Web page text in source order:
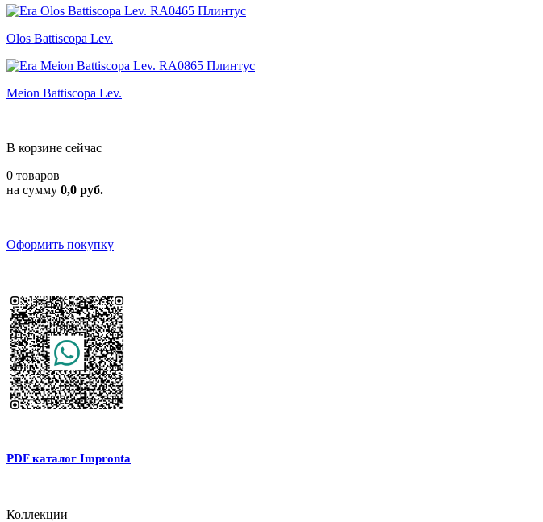
Olos Battiscopa Lev.
Meion Battiscopa Lev.
В корзине сейчас
0 товаров
на сумму 0,0 руб.
Оформить покупку
PDF каталог Impronta
Коллекции